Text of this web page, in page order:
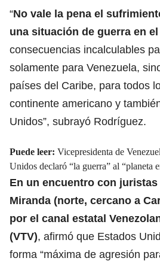
“No vale la pena el
una situación de guerra en
consecuencias incalculables
solamente para Venezuela,
países del Caribe, para todos
continente americano y
Unidos”, subrayó Rodríguez.
Puede leer: Vicepresidenta de
Unidos declaró “la guerra” al “planeta
En un encuentro con juristas
Miranda (norte, cercano a
por el canal estatal
(VTV), afirmó que Estados
forma “máxima de agresión